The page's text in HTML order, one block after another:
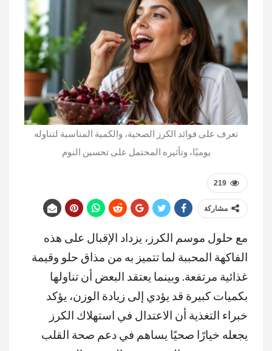
تعرف على فوائد الكرز الصحية، والكمية المناسبة لتناوله
يوميًا، وتأثيره المحتمل على تحسين النوم
219
مشاركة
مع حلول موسم الكرز، يزداد الإقبال على هذه
الفاكهة المحببة لما تتميز به من مذاق حلو وقيمة
غذائية مرتفعة. وبينما يعتقد البعض أن تناولها
بكميات كبيرة قد يؤدي إلى زيادة الوزن، يؤكد
خبراء التغذية أن الاعتدال في استهلاك الكرز
يجعله خيارًا صحيًا يساهم في دعم صحة القلب